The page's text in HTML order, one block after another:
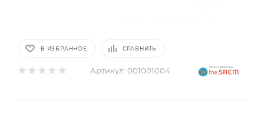
В ИЗБРАННОЕ СРАВНИТЬ
Артикул: 001001004